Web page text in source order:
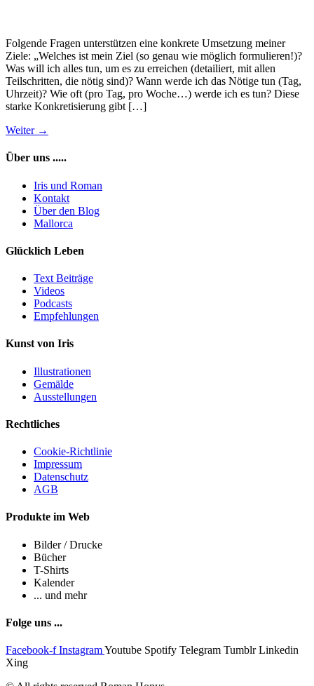
Folgende Fragen unterstützen eine konkrete Umsetzung meiner
Ziele: „Welches ist mein Ziel (so genau wie möglich formulieren!)?
Was will ich alles tun, um es zu erreichen (detailiert, mit allen
Teilschritten, die nötig sind)? Wann werde ich das Nötige tun (Tag,
Uhrzeit)? Wie oft (pro Tag, pro Woche…) werde ich es tun? Diese
starke Konkretisierung gibt […]
Weiter →
Über uns .....
Iris und Roman
Kontakt
Über den Blog
Mallorca
Glücklich Leben
Text Beiträge
Videos
Podcasts
Empfehlungen
Kunst von Iris
Illustrationen
Gemälde
Ausstellungen
Rechtliches
Cookie-Richtlinie
Impressum
Datenschutz
AGB
Produkte im Web
Bilder / Drucke
Bücher
T-Shirts
Kalender
... und mehr
Folge uns ...
Facebook-f InstagramYoutube Spotify Telegram Tumblr Linkedin
Xing